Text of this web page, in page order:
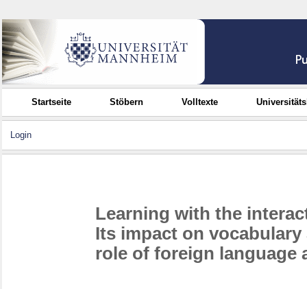
Startseite Stöbern Volltexte
Login
Learning with the
Its impact on
role of foreign language